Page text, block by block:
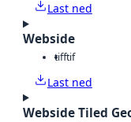
Last ned
Webside
tifftif
Last ned
Webside Tiled